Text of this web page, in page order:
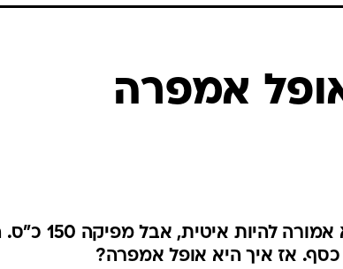
בטיחות
סדנאות ושיפורים
אביזרים לרכב
אמפרה
היא חשמלית, אבל לוגמת גם בנזין. היא אמורה
אז איך היא אופל אמפרה?